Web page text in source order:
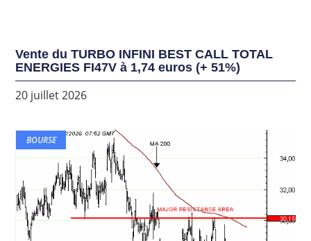
Vente du TURBO INFINI BEST CALL TOTAL
ENERGIES FI47V à 1,74 euros (+ 51%)
20 juillet 2026
BOURSE